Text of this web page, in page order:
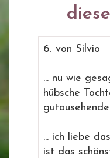
6. von Silvio
... nu wie
hübsche
... ich liebe
ist das